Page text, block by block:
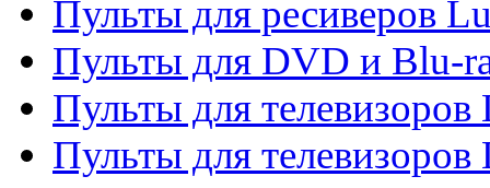
Пульты для ресиверов
Пульты для DVD и Blu-
Пульты для телевизоров
Пульты для телевизоров